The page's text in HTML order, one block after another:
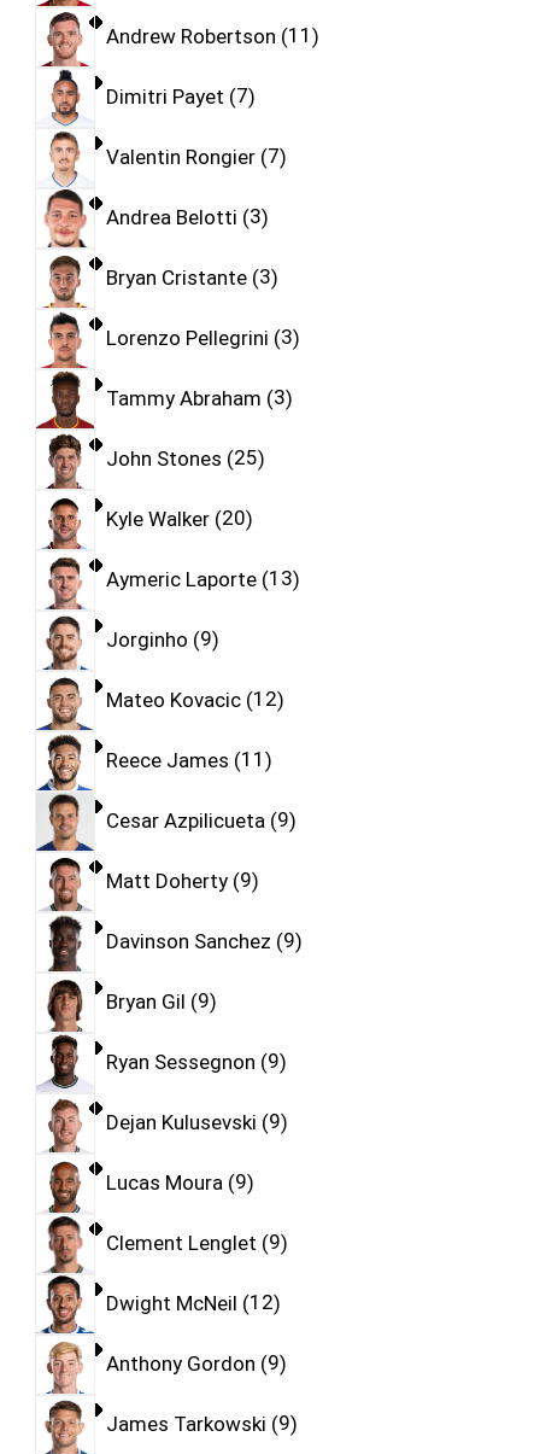
Andrew Robertson 11
Dimitri Payet 7
Valentin Rongier 7
Andrea Belotti 3
Bryan Cristante 3
Lorenzo Pellegrini 3
Tammy Abraham 3
John Stones 25
Kyle Walker 20
Aymeric Laporte 13
Jorginho 9
Mateo Kovacic 12
Reece James 11
Cesar Azpilicueta 9
Matt Doherty 9
Davinson Sanchez 9
Bryan Gil 9
Ryan Sessegnon 9
Dejan Kulusevski 9
Lucas Moura 9
Clement Lenglet 9
Dwight McNeil 12
Anthony Gordon 9
James Tarkowski 9